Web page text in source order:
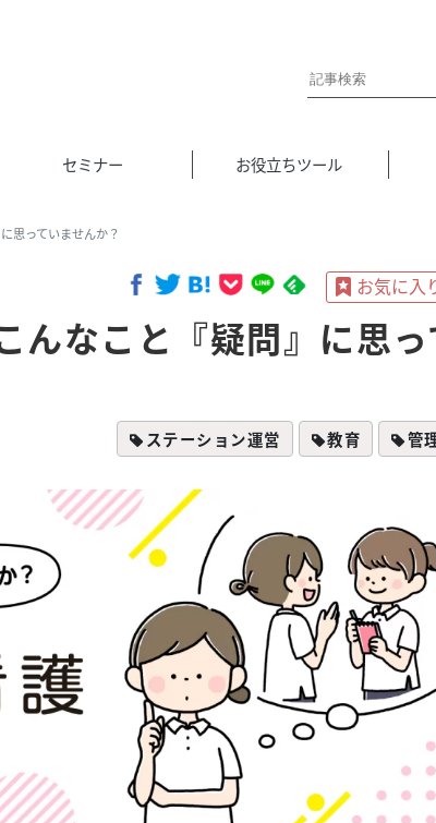
セミナー お役立ちツール
思っていませんか？
んなこと『疑問』に思っ
ステーション運営 教育 管